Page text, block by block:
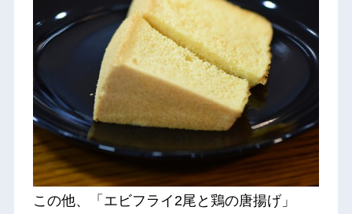
この他、「エビフライ2尾と鶏の唐揚げ」